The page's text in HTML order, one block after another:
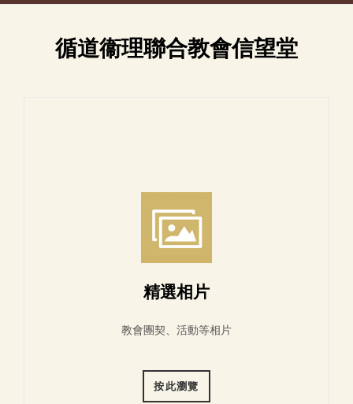
循道衞理聯合教會信望堂
精選相片
教會團契、活動等相片
按此瀏覽